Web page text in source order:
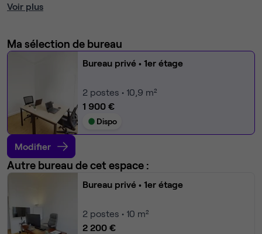
Voir plus
Ma sélection de bureau
Bureau privé • 1er étage
2 postes • 10,9 m²
1 900 €
Dispo
Modifier
Autre bureau de cet espace :
Bureau privé • 1er étage
2 postes • 10 m²
2 200 €